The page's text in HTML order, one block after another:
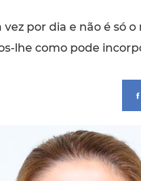
vez por dia e não é só
lhe como pode